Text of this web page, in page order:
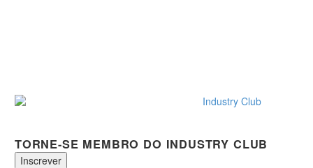
TORNE-SE MEMBRO DO INDUSTRY CLUB
Inscrever